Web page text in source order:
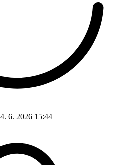
4. 6. 2026 15:44